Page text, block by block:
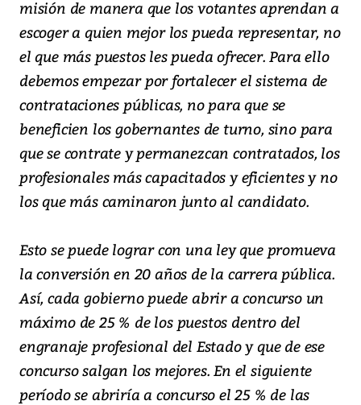
misión de manera que los votantes aprendan a
escoger a quien mejor los pueda representar, no
el que más puestos les pueda ofrecer. Para ello
debemos empezar por fortalecer el sistema de
contrataciones públicas, no para que se
beneficien los gobernantes de turno, sino para
que se contrate y permanezcan contratados, los
profesionales más capacitados y eficientes y no
los que más caminaron junto al candidato.
Esto se puede lograr con una ley que promueva
la conversión en 20 años de la carrera pública.
Así, cada gobierno puede abrir a concurso un
máximo de 25 % de los puestos dentro del
engranaje profesional del Estado y que de ese
concurso salgan los mejores. En el siguiente
período se abriría a concurso el 25 % de las